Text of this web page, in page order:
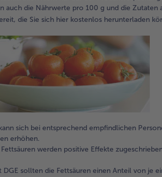
auch die Nährwerte pro 100 g und die
die Sie sich hier kostenlos herunterladen
sich bei entsprechend empfindlichen
erhöhen.
werden positive Effekte
DGE sollten die Fettsäuren einen Anteil von je